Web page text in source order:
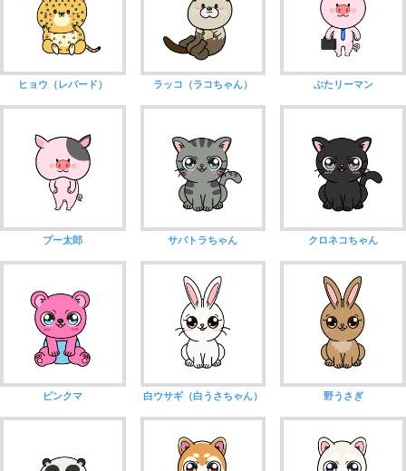
ヒョウ（レパード） ラッコ（ラコちゃん） ぶたリーマン
プー太郎 サバトラちゃん クロネコちゃん
ピンクマ 白ウサギ（白うさちゃん） 野うさぎ